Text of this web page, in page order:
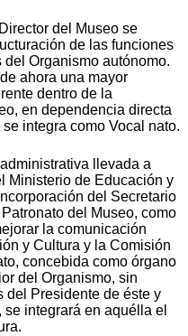
del Museo se
de las funciones
Organismo autónomo.
ahora una mayor
dentro de la
en dependencia directa
integra como Vocal nato.
llevada a
Ministerio de Educación y
del Secretario
del Museo, como
la comunicación
y Cultura y la Comisión
concebida como órgano
del Organismo, sin
del Presidente de éste y
integrará en aquélla el